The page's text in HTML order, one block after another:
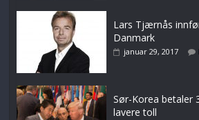
Lars Tjærnås
Danmark
januar 29, 2017
Sør-Korea betaler
lavere toll